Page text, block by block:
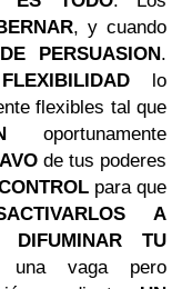
, y cuando
PERSUASION.
lo
flexibles tal que
oportunamente
de tus poderes
para que
A
DIFUMINAR TU
vaga pero